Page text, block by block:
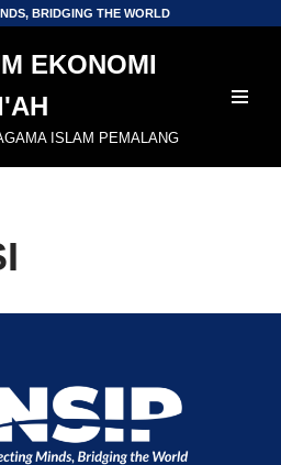
BRIDGING THE WORLD
EKONOMI
ISLAM PEMALANG